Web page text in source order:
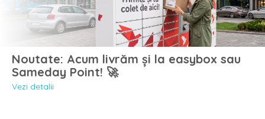
Noutate: Acum livrăm și la easybox sau
Sameday Point! 🚀
Vezi detalii